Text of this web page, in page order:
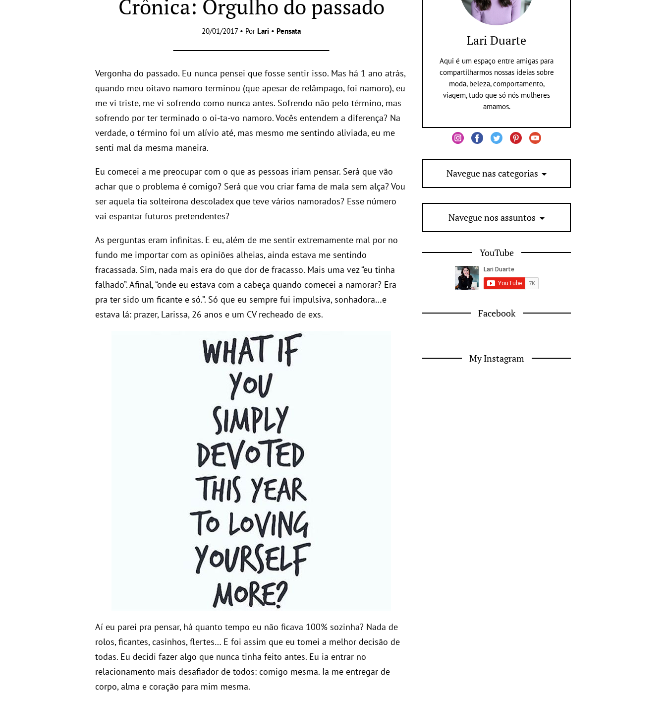
Crônica: Orgulho do passado
20/01/2017 • Por Lari • Pensata
Vergonha do passado. Eu nunca pensei que fosse sentir isso. Mas há 1 ano atrás,
quando meu oitavo namoro terminou (que apesar de relâmpago, foi namoro), eu
me vi triste, me vi sofrendo como nunca antes. Sofrendo não pelo término, mas
sofrendo por ter terminado o oi-ta-vo namoro. Vocês entendem a diferença? Na
verdade, o término foi um alívio até, mas mesmo me sentindo aliviada, eu me
senti mal da mesma maneira.
Eu comecei a me preocupar com o que as pessoas iriam pensar. Será que vão
achar que o problema é comigo? Será que vou criar fama de mala sem alça? Vou
ser aquela tia solteirona descoladex que teve vários namorados? Esse número
vai espantar futuros pretendentes?
As perguntas eram infinitas. E eu, além de me sentir extremamente mal por no
fundo me importar com as opiniões alheias, ainda estava me sentindo
fracassada. Sim, nada mais era do que dor de fracasso. Mais uma vez “eu tinha
falhado”. Afinal, “onde eu estava com a cabeça quando comecei a namorar? Era
pra ter sido um ficante e só.”. Só que eu sempre fui impulsiva, sonhadora…e
estava lá: prazer, Larissa, 26 anos e um CV recheado de exs.
Aí eu parei pra pensar, há quanto tempo eu não ficava 100% sozinha? Nada de
rolos, ficantes, casinhos, flertes… E foi assim que eu tomei a melhor decisão de
todas. Eu decidi fazer algo que nunca tinha feito antes. Eu ia entrar no
relacionamento mais desafiador de todos: comigo mesma. Ia me entregar de
corpo, alma e coração para mim mesma.
Lari Duarte
Aqui é um espaço entre amigas para
compartilharmos nossas ideias sobre
moda, beleza, comportamento,
viagem, tudo que só nós mulheres
amamos.
Navegue nas categorias
Navegue nos assuntos
YouTube
Facebook
My Instagram